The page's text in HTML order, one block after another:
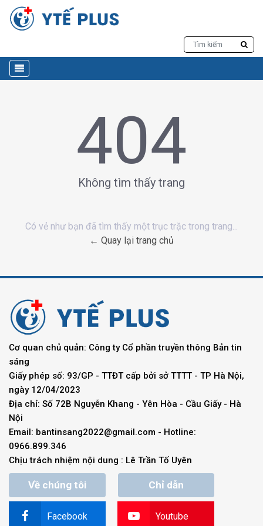
404
Không tìm thấy trang
Có vẻ như bạn đã tìm thấy một trục trặc trong trang...
← Quay lại trang chủ
Cơ quan chủ quản: Công ty Cổ phần truyền thông Bản tin
sáng
Giấy phép số: 93/GP - TTĐT cấp bởi sở TTTT - TP Hà Nội,
ngày 12/04/2023
Địa chỉ: Số 72B Nguyễn Khang - Yên Hòa - Cầu Giấy - Hà
Nội
Email: bantinsang2022@gmail.com - Hotline:
0966.899.346
Chịu trách nhiệm nội dung : Lê Trần Tố Uyên
Về chúng tôi Chỉ dẫn
Facebook Youtube